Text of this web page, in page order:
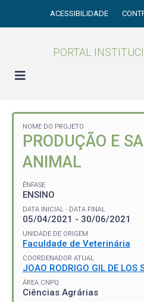
ACESSIBILIDADE
PORTAL
NOME DO PROJETO
PRODUÇÃO E
ANIMAL
ÊNFASE
ENSINO
DATA INICIAL - DATA FINAL
05/04/2021 - 30/06/2021
UNIDADE DE ORIGEM
Faculdade de Veterinária
COORDENADOR ATUAL
JOAO RODRIGO GIL DE LOS
ÁREA CNPQ
Ciências Agrárias